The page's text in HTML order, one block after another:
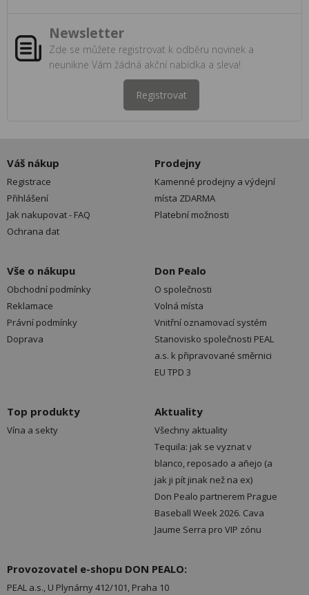
Newsletter
Zde se můžete registrovat k odběru novinek a
neunikne Vám žádná akční nabídka a sleva!
Registrovat
Váš nákup
Registrace
Přihlášení
Jak nakupovat - FAQ
Ochrana dat
Prodejny
Kamenné prodejny a výdejní
místa ZDARMA
Platební možnosti
Vše o nákupu
Obchodní podmínky
Reklamace
Právní podmínky
Doprava
Don Pealo
O společnosti
Volná místa
Vnitřní oznamovací systém
Stanovisko společnosti PEAL
a.s. k připravované směrnici
EU TPD 3
Top produkty
Vína a sekty
Aktuality
Všechny aktuality
Tequila: jak se vyznat v
blanco, reposado a añejo (a
jak ji pít jinak než na ex)
Don Pealo partnerem Prague
Baseball Week 2026. Cava
Jaume Serra pro VIP zónu
Provozovatel e-shopu DON PEALO:
PEAL a.s., U Plynárny 412/101, Praha 10